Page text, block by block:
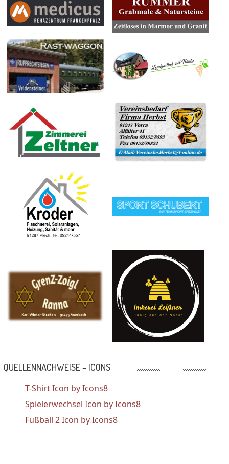
QUELLENNACHWEISE – ICONS
T-Shirt Icon by Icons8
Spielerwechsel Icon by Icons8
Fußball 2 Icon by Icons8